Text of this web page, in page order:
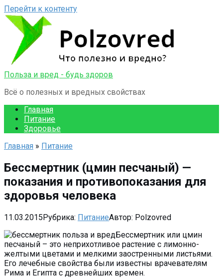
Перейти к контенту
Польза и вред - будь здоров
Всё о полезных и вредных свойствах
Главная
Питание
Здоровье
Главная » Питание
Бессмертник (цмин песчаный) —
показания и противопоказания для
здоровья человека
11.03.2015Рубрика: ПитаниеАвтор: Polzovred
Бессмертник или цмин
песчаный – это неприхотливое растение с лимонно-
желтыми цветами и мелкими заостренными листьями.
Его лечебные свойства были известны врачевателям
Рима и Египта с древнейших времен.